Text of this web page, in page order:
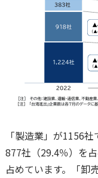
「製造業」が1156
877社（29.4％）を
占めています。「卸